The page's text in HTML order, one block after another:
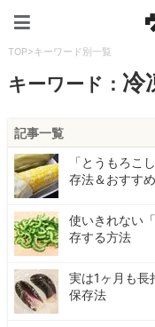
TOP>キーワード別一覧
キーワード： 冷
記事一覧
「とうもろこ
存法＆おすす
使いきれない
存する方法
実は1ヶ月も長
保存法